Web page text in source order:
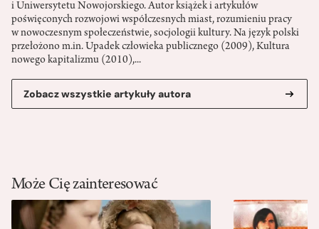
i Uniwersytetu Nowojorskiego. Autor książek i artykułów
poświęconych rozwojowi współczesnych miast, rozumieniu pracy
w nowoczesnym społeczeństwie, socjologii kultury. Na język polski
przełożono m.in. Upadek człowieka publicznego (2009), Kultura
nowego kapitalizmu (2010),...
Zobacz wszystkie artykuły autora
Może Cię zainteresować